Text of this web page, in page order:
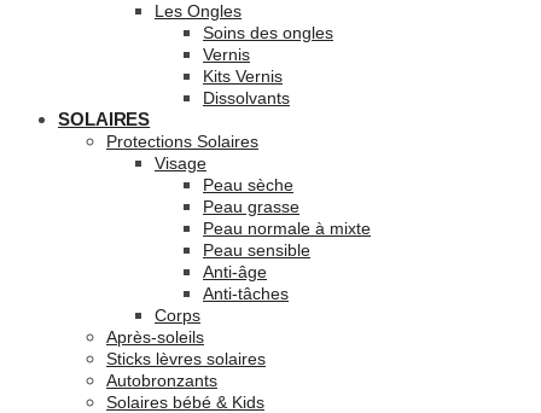
Les Ongles
Soins des ongles
Vernis
Kits Vernis
Dissolvants
SOLAIRES
Protections Solaires
Visage
Peau sèche
Peau grasse
Peau normale à mixte
Peau sensible
Anti-âge
Anti-tâches
Corps
Après-soleils
Sticks lèvres solaires
Autobronzants
Solaires bébé & Kids